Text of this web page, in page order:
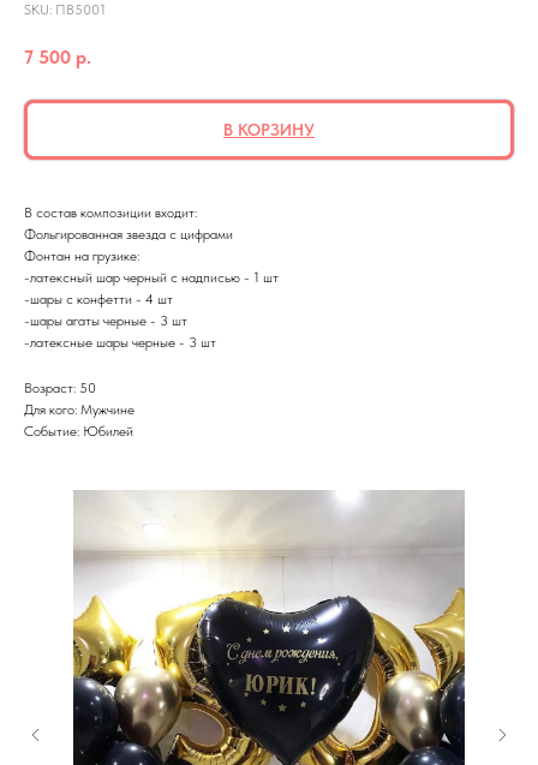
SKU: ПВ5001
7 500 р.
В КОРЗИНУ
В состав композиции входит:
Фольгированная звезда с цифрами
Фонтан на грузике:
-латексный шар черный с надписью - 1 шт
-шары с конфетти - 4 шт
-шары агаты черные - 3 шт
-латексные шары черные - 3 шт
Возраст: 50
Для кого: Мужчине
Событие: Юбилей